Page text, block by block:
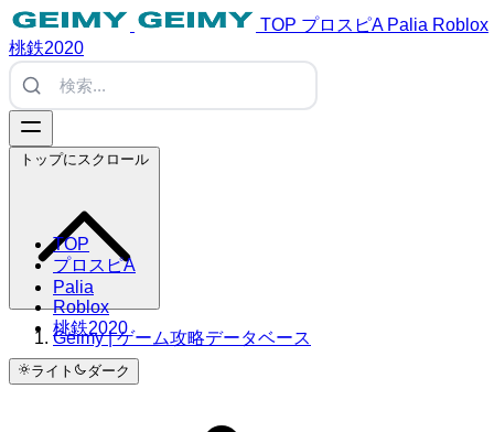
TOP プロスピA Palia Roblox
桃鉄2020
TOP
プロスピA
Palia
Roblox
桃鉄2020
ライト ダーク
トップにスクロール
Geimy | ゲーム攻略データベース